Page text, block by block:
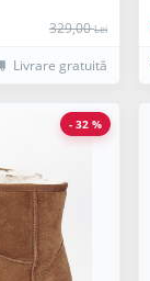
329,00Lei
Livrare gratuită
- 32 %